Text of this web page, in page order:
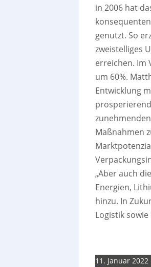
in 2006 hat
genutzt. So
zweistelliges
erreichen. Im
um 60%.
Entwicklung
Maßnahmen
„Aber auch
Energien,
hinzu. In
Logistik
11. Januar 2022